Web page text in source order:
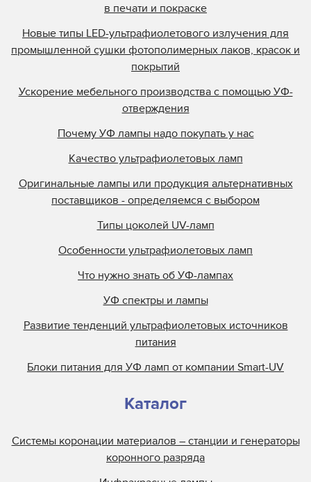
УФ лампы Cure UV для экспонирования
Philips
УФ лампы для экспонирования Baldwin
УФ лампы для экспонирования BLV
УФ лампы для экспонирования Caprock
УФ лампы для экспонирования Colight
УФ лампы для экспонирования Di Printer
УФ лампы для экспонирования Dymax
в печати и покраске
Новые типы LED-ультрафиолетового излучения для
промышленной сушки фотополимерных лаков, красок и
покрытий
Ускорение мебельного производства с помощью УФ-
отверждения
Почему УФ лампы надо покупать у нас
Качество ультрафиолетовых ламп
Оригинальные лампы или продукция альтернативных
поставщиков - определяемся с выбором
Типы цоколей UV-ламп
Особенности ультрафиолетовых ламп
Что нужно знать об УФ-лампах
УФ спектры и лампы
Развитие тенденций ультрафиолетовых источников
питания
Блоки питания для УФ ламп от компании Smart-UV
Каталог
Системы коронации материалов – станции и генераторы
коронного разряда